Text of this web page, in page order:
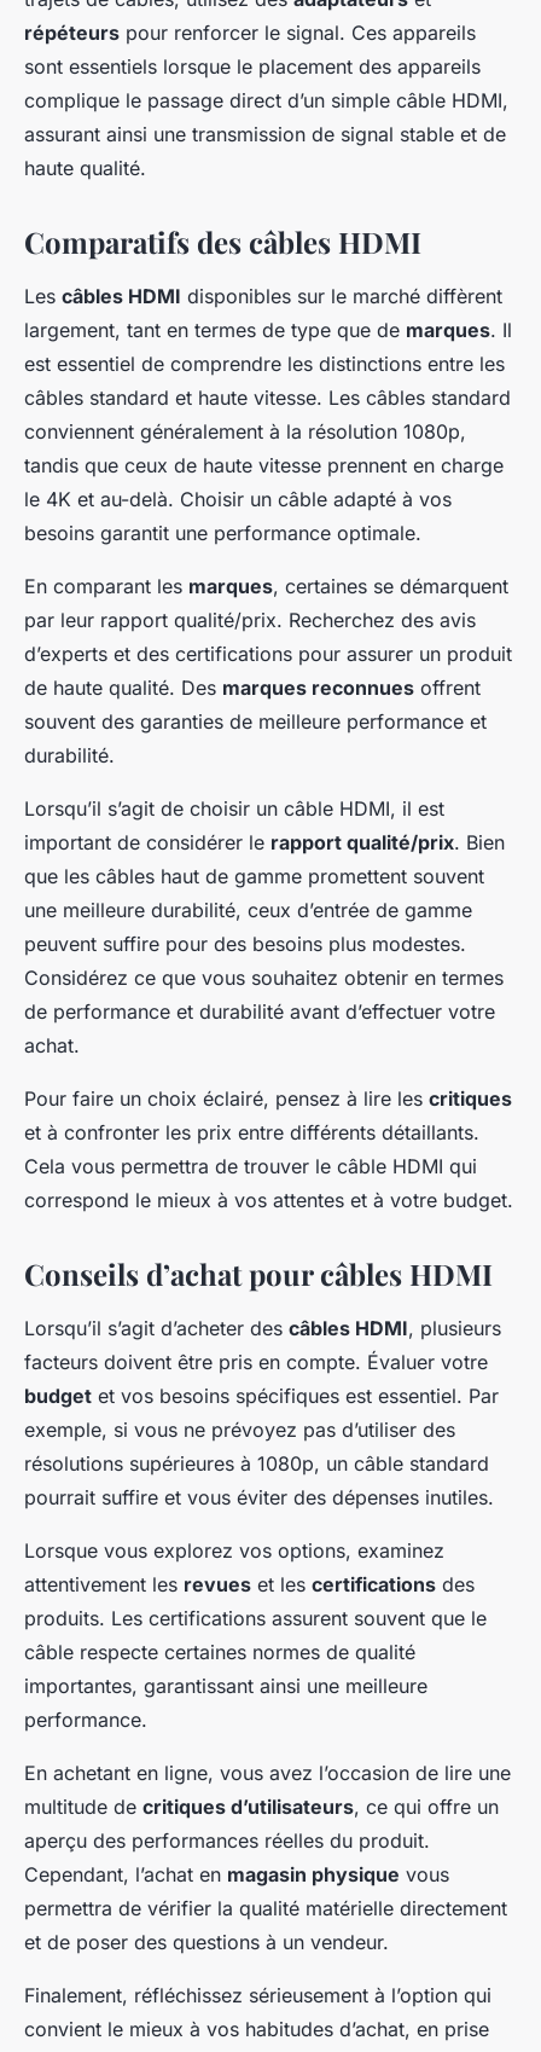
répéteurs pour renforcer le signal. Ces appareils
sont essentiels lorsque le placement des appareils
complique le passage direct d’un simple câble HDMI,
assurant ainsi une transmission de signal stable et de
haute qualité.
Comparatifs des câbles HDMI
Les câbles HDMI disponibles sur le marché diffèrent
largement, tant en termes de type que de marques. Il
est essentiel de comprendre les distinctions entre les
câbles standard et haute vitesse. Les câbles standard
conviennent généralement à la résolution 1080p,
tandis que ceux de haute vitesse prennent en charge
le 4K et au-delà. Choisir un câble adapté à vos
besoins garantit une performance optimale.
En comparant les marques, certaines se démarquent
par leur rapport qualité/prix. Recherchez des avis
d’experts et des certifications pour assurer un produit
de haute qualité. Des marques reconnues offrent
souvent des garanties de meilleure performance et
durabilité.
Lorsqu’il s’agit de choisir un câble HDMI, il est
important de considérer le rapport qualité/prix. Bien
que les câbles haut de gamme promettent souvent
une meilleure durabilité, ceux d’entrée de gamme
peuvent suffire pour des besoins plus modestes.
Considérez ce que vous souhaitez obtenir en termes
de performance et durabilité avant d’effectuer votre
achat.
Pour faire un choix éclairé, pensez à lire les critiques
et à confronter les prix entre différents détaillants.
Cela vous permettra de trouver le câble HDMI qui
correspond le mieux à vos attentes et à votre budget.
Conseils d’achat pour câbles HDMI
Lorsqu’il s’agit d’acheter des câbles HDMI, plusieurs
facteurs doivent être pris en compte. Évaluer votre
budget et vos besoins spécifiques est essentiel. Par
exemple, si vous ne prévoyez pas d’utiliser des
résolutions supérieures à 1080p, un câble standard
pourrait suffire et vous éviter des dépenses inutiles.
Lorsque vous explorez vos options, examinez
attentivement les revues et les certifications des
produits. Les certifications assurent souvent que le
câble respecte certaines normes de qualité
importantes, garantissant ainsi une meilleure
performance.
En achetant en ligne, vous avez l’occasion de lire une
multitude de critiques d’utilisateurs, ce qui offre un
aperçu des performances réelles du produit.
Cependant, l’achat en magasin physique vous
permettra de vérifier la qualité matérielle directement
et de poser des questions à un vendeur.
Finalement, réfléchissez sérieusement à l’option qui
convient le mieux à vos habitudes d’achat, en prise